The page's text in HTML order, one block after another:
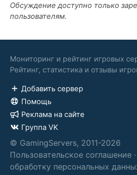
Обсуждение доступно только
пользователям.
Мониторинг и рейтинг игровых
Рейтинг, статистика и отзывы
Добавить сервер
Помощь
Реклама на сайте
Группа VK
© GamingServers, 2011-2026
Пользовательское соглашение ·
обработку персональных